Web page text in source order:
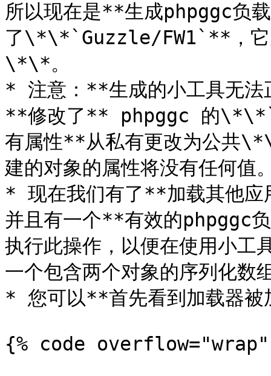
所以现在是**生成phpggc负
了\*\*`Guzzle/FW1`**，它
\*\*。
* 注意：**生成的小工具无法
**修改了** phpggc 的
有属性**从私有更改为公共
建的对象的属性将没有任何值
* 现在我们有了**加载其他
并且有一个**有效的phpggc
执行此操作，以便在使用小工
一个包含两个对象的序列化数
* 您可以**首先看到加载器被
{% code